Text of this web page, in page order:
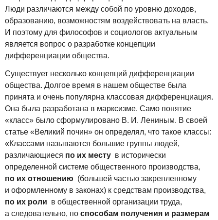
Люди различаются между собой по уровню доходов,
образованию, возможностям воздействовать на власть.
И поэтому для философов и социологов актуальным
является вопрос о разработке концепции
дифференциации общества.
Существует несколько концепций дифференциации
общества. Долгое время в нашем обществе была
принята и очень популярна классовая дифференциация.
Она была разработана в марксизме. Само понятие
«класс» было сформулировано В. И. Лениным. В своей
статье «Великий почин» он определял, что такое классы:
«Классами называются большие группы людей,
различающиеся по их месту в исторически
определенной системе общественного производства,
по их отношению (большей частью закрепленному
и оформленному в законах) к средствам производства,
по их роли в общественной организации труда,
а следовательно, по способам получения и размерам